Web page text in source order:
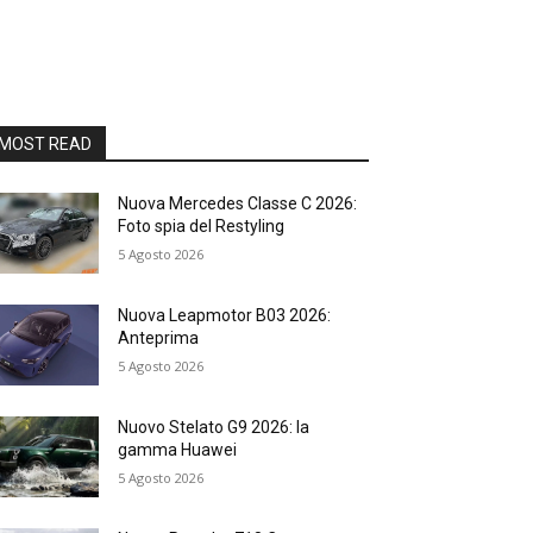
READ
Nuova Mercedes Classe C 2026:
Foto spia del Restyling
5 Agosto 2026
Nuova Leapmotor B03 2026:
Anteprima
5 Agosto 2026
Nuovo Stelato G9 2026: la
gamma Huawei
5 Agosto 2026